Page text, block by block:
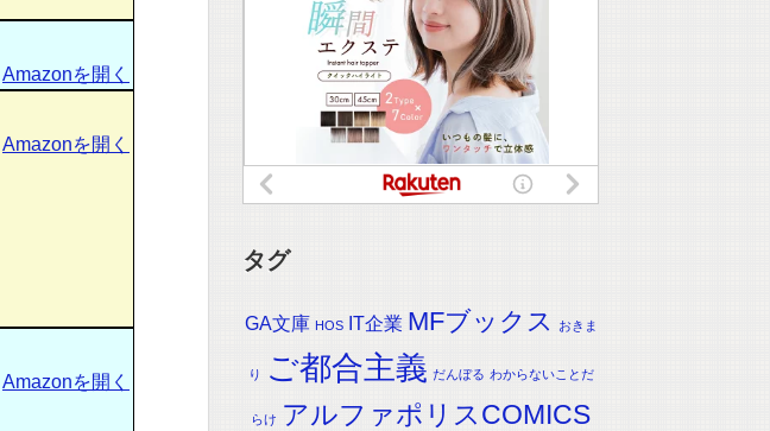
Amazonを開く
Amazonを開く
Amazonを開く
タグ
GA文庫 HOS IT企業 MFブックス おきま
り ご都合主義 だんぼる わからないことだ
らけ アルファポリスCOMICS